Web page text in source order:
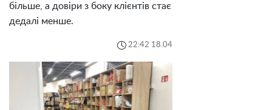
більше, а довіри з боку клієнтів стає
дедалі менше.
22:42 18.04